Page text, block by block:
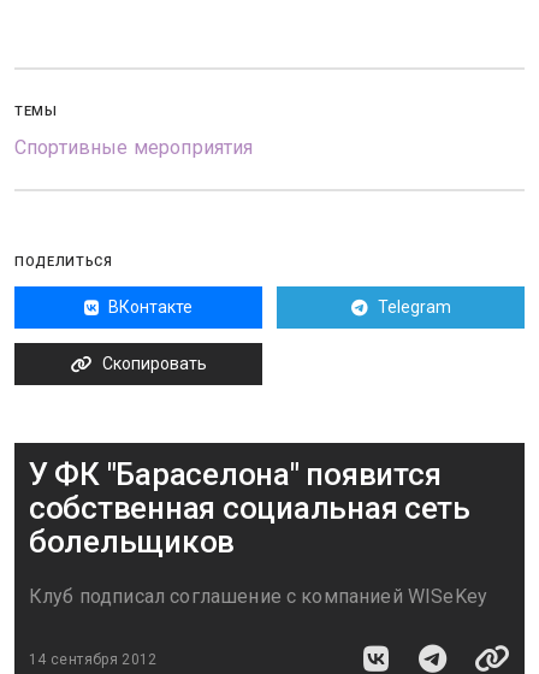
ТЕМЫ
Спортивные мероприятия
ПОДЕЛИТЬСЯ
ВКонтакте Telegram
Скопировать
У ФК "Бараселона" появится
собственная социальная сеть
болельщиков
Клуб подписал соглашение с компанией WISeKey
14 сентября 2012